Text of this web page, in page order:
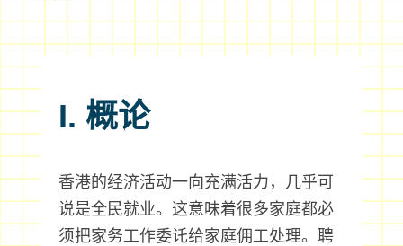
I. 概论
香港的经济活动一向充满活力，几乎可
说是全民就业。这意味着很多家庭都必
须把家务工作委讬给家庭佣工处理。聘